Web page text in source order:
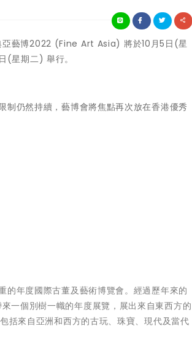
藝博2022 (Fine Art Asia) 將於10月5日(星
(星期二) 舉行。
仍然持續，藝博會將焦點再次放在香港優秀
年度國際古董及藝術博覽會。經過歷年來的
一個別樹一幟的年度展覽，展出來自東西方的
括來自亞洲和西方的古玩、珠寶、現代及當代